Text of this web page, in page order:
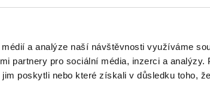
a analýze naší návštěvnosti využíváme
partnery pro sociální média, inzerci a analýzy.
poskytli nebo které získali v důsledku toho, že
- přímo